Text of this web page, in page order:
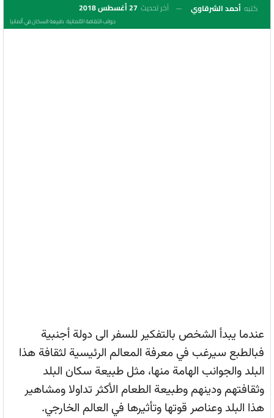
كتبه أحمد الشرقاوي آخر تحديث 27 أغسطس 2018
جوانب الثقافة الألمانية: طبيعة السكان في ألمانيا
عندما يبدأ الشخص بالتفكير للسفر الى دولة أجنبية
فبالطبع سيرغب في معرفة المعالم الرئيسية لثقافة هذا
البلد والجوانب الهامة منها، مثل طبيعة سكان البلد
وثقافتهم ودينهم وطبيعة الطعام الأكثر تداولا ومشاهير
هذا البلد وعناصر قوتها وتأثيرها في العالم الخارجي.